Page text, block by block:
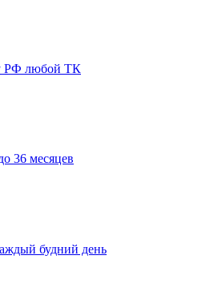
РФ любой ТК
36 месяцев
будний день